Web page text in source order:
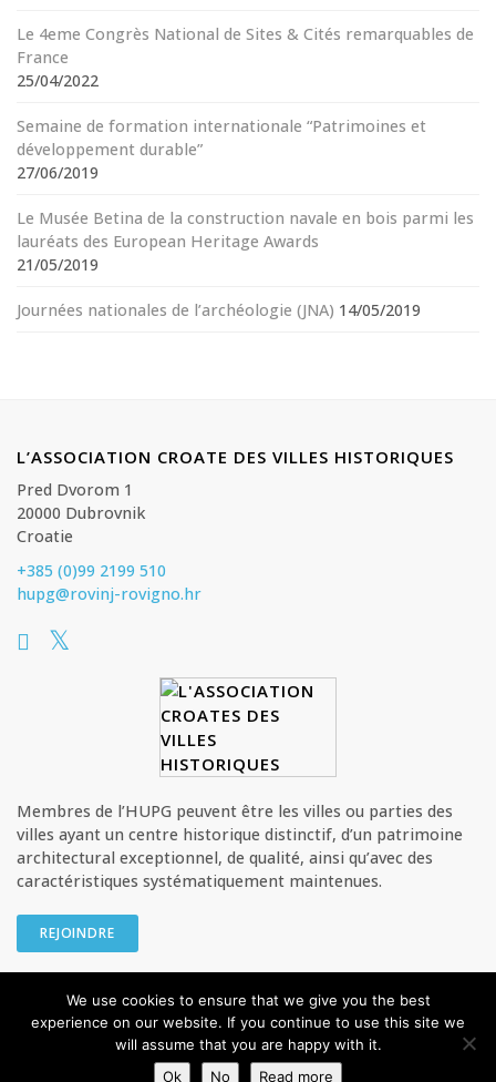
Le 4eme Congrès National de Sites & Cités remarquables de
France
25/04/2022
Semaine de formation internationale “Patrimoines et
développement durable”
27/06/2019
Le Musée Betina de la construction navale en bois parmi les
lauréats des European Heritage Awards
21/05/2019
Journées nationales de l’archéologie (JNA) 14/05/2019
L’ASSOCIATION CROATE DES VILLES HISTORIQUES
Pred Dvorom 1
20000 Dubrovnik
Croatie
+385 (0)99 2199 510
hupg@rovinj-rovigno.hr
Membres de l’HUPG peuvent être les villes ou parties des
villes ayant un centre historique distinctif, d’un patrimoine
architectural exceptionnel, de qualité, ainsi qu’avec des
caractéristiques systématiquement maintenues.
REJOINDRE
© HUPG - L’Association croate des villes historiques Tous les droits
sont réservés
We use cookies to ensure that we give you the best
experience on our website. If you continue to use this site we
will assume that you are happy with it.
Ok
No Read more